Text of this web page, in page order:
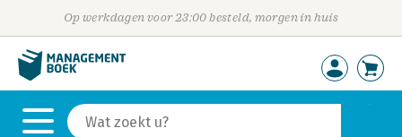
Op werkdagen voor 23:00 besteld, morgen in huis